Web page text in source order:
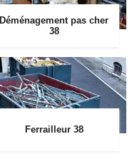
Déménagement pas cher
38
Ferrailleur 38